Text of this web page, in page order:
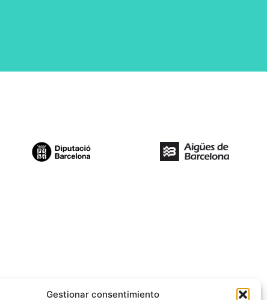
Gestionar consentimiento